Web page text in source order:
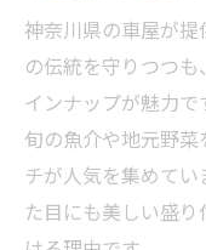
神奈川県の車屋が
の伝統を守りつつ
インナップが魅力で
旬の魚介や地元野
チが人気を集めて
た目にも美しい盛